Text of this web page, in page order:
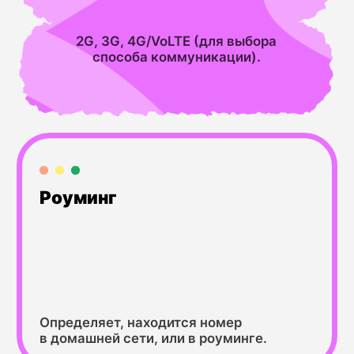
принятия решения.
Преимущества
HLR-проверки
в платформе
Интегрируйте HLR-валидацию
в один рабочий поток с отправкой
SMS, Email, Voice или сообщений